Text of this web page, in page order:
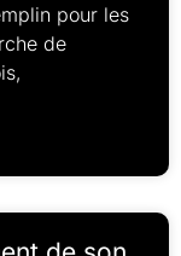
pour les
de